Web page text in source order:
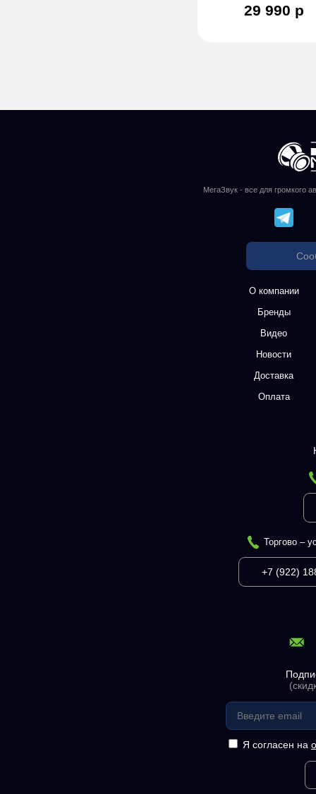
29 990 р
МегаЗвук - все для громкого
О компании
Бренды
Видео
Новости
Доставка
Оплата
Торгово –
+7 (922)
Я согласен на